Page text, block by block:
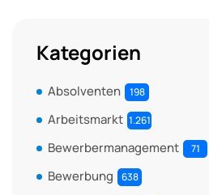
Kategorien
Absolventen 198
Arbeitsmarkt 1.261
Bewerbermanagement 71
Bewerbung 638